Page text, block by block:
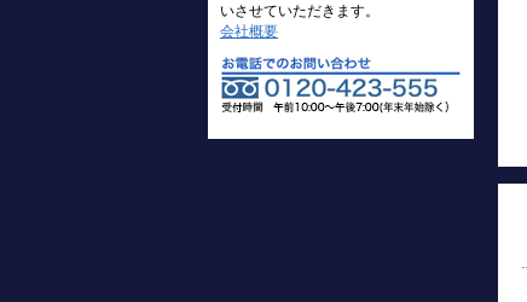
いさせていただきます。
会社概要